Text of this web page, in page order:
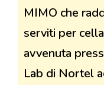
MIMO che
serviti per
avvenuta
Lab di Nortel